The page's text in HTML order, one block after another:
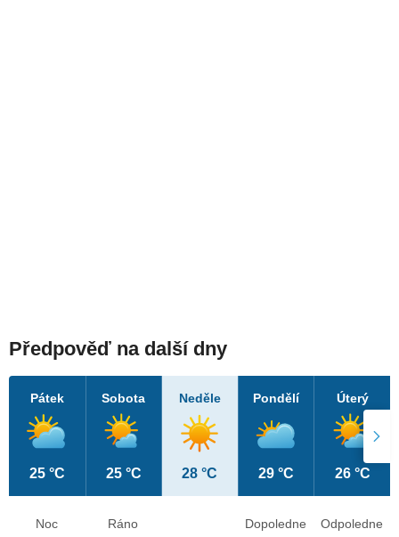
Předpověď na další dny
Pátek
25 °C
Sobota
25 °C
Neděle
28 °C
Pondělí
29 °C
Úterý
26 °C
Noc
Ráno
Dopoledne
Odpoledne